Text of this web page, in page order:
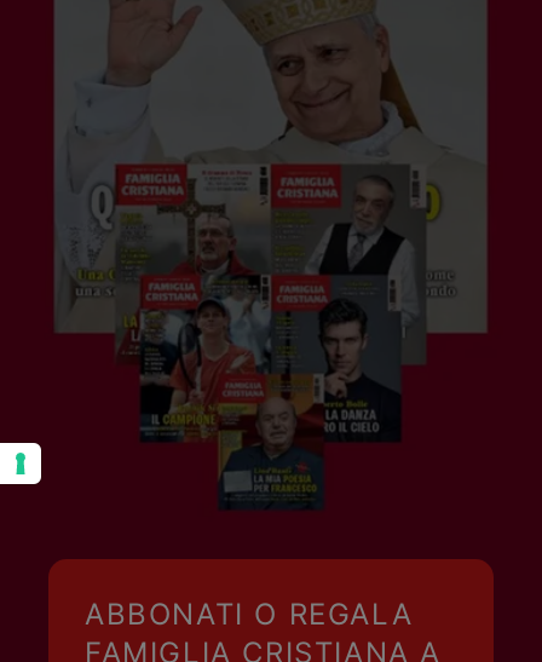
ABBONATI O REGALA
FAMIGLIA CRISTIANA A